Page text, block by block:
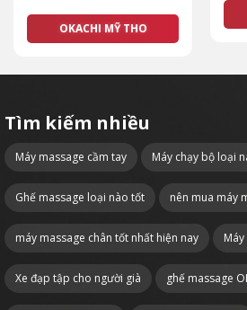
OKACHI MỸ THO
Tìm kiếm nhiều
Máy massage cầm tay Máy chạy bộ loại
Ghế massage loại nào tốt nên mua máy
máy massage chân tốt nhất hiện nay
Xe đạp tập cho người già ghế massage